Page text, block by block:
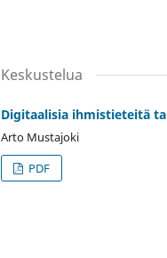
Keskustelua
Digitaalisia ihmistieteitä
Arto Mustajoki
PDF